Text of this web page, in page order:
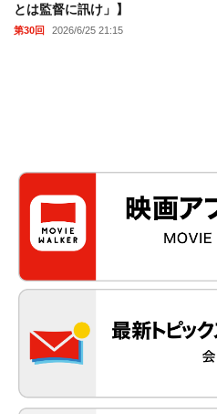
とは監督に訊け」】
第30回 2026/6/25 21:15